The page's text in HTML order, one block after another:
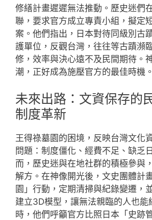
修繕計畫遲遲無法推動。歷史迷們
聯，要求官方成立專責小組，擬定
案。他們指出，日本對待同級別古
護單位，反觀台灣，往往等古蹟瀕
修，效率與決心遠不及民間期待。
潮，正好成為施壓官方的最佳時機。
未來出路：文資保存的
制度革新
王得祿墓園的困境，反映台灣文化
問題：制度僵化、經費不足、缺乏
而，歷史迷與在地社群的積極參與
解方。在神像開光後，文史團體計
園」行動，定期清掃與紀錄變遷，
建立3D模型，讓無法親臨的人也能
時，他們呼籲官方比照日本「史跡